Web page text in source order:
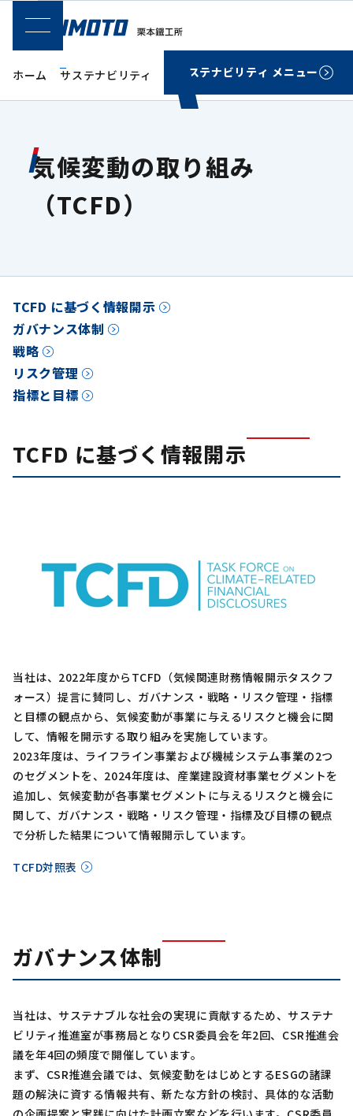
SPメニュー
ホーム サステナビリティ 気候変動の取り組み（TCFD
サステナビリティ メニュー
気候変動の取り組み
（TCFD）
TCFD に基づく情報開示
ガバナンス体制
戦略
リスク管理
指標と目標
TCFD に基づく情報開示
当社は、2022年度からTCFD（気候関連財務情報開示タスクフ
ォース）提言に賛同し、ガバナンス・戦略・リスク管理・指標
と目標の観点から、気候変動が事業に与えるリスクと機会に関
して、情報を開示する取り組みを実施しています。
2023年度は、ライフライン事業および機械システム事業の2つ
のセグメントを、2024年度は、産業建設資材事業セグメントを
追加し、気候変動が各事業セグメントに与えるリスクと機会に
関して、ガバナンス・戦略・リスク管理・指標及び目標の観点
で分析した結果について情報開示しています。
TCFD対照表
ガバナンス体制
当社は、サステナブルな社会の実現に貢献するため、サステナ
ビリティ推進室が事務局となりCSR委員会を年2回、CSR推進会
議を年4回の頻度で開催しています。
まず、CSR推進会議では、気候変動をはじめとするESGの諸課
題の解決に資する情報共有、新たな方針の検討、具体的な活動